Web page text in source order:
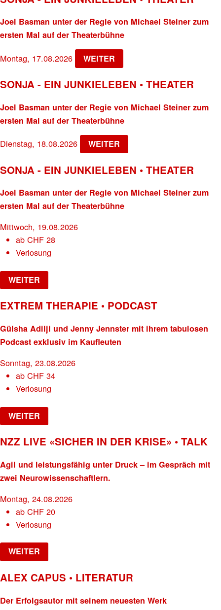
Joel Basman unter der Regie von Michael Steiner zum
ersten Mal auf der Theaterbühne
Montag, 17.08.2026 WEITER
SONJA - EIN JUNKIELEBEN • THEATER
Joel Basman unter der Regie von Michael Steiner zum
ersten Mal auf der Theaterbühne
Dienstag, 18.08.2026 WEITER
SONJA - EIN JUNKIELEBEN • THEATER
Joel Basman unter der Regie von Michael Steiner zum
ersten Mal auf der Theaterbühne
Mittwoch, 19.08.2026
abCHF 28
Verlosung
WEITER
EXTREM THERAPIE • PODCAST
Gülsha Adilji und Jenny Jennster mit ihrem tabulosen
Podcast exklusiv im Kaufleuten
Sonntag, 23.08.2026
abCHF 34
Verlosung
WEITER
NZZ LIVE «SICHER IN DER KRISE» • TALK
Agil und leistungsfähig unter Druck – im Gespräch mit
zwei Neurowissenschaftlern.
Montag, 24.08.2026
abCHF 20
Verlosung
WEITER
ALEX CAPUS • LITERATUR
Der Erfolgsautor mit seinem neuesten Werk